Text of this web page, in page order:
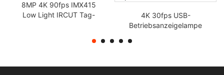
8MP 4K 90fps IMX415
Low Light IRCUT Tag-
olgung
4K 30fps USB-
Betriebsanzeigelampe
Sichtinspektion IMX415